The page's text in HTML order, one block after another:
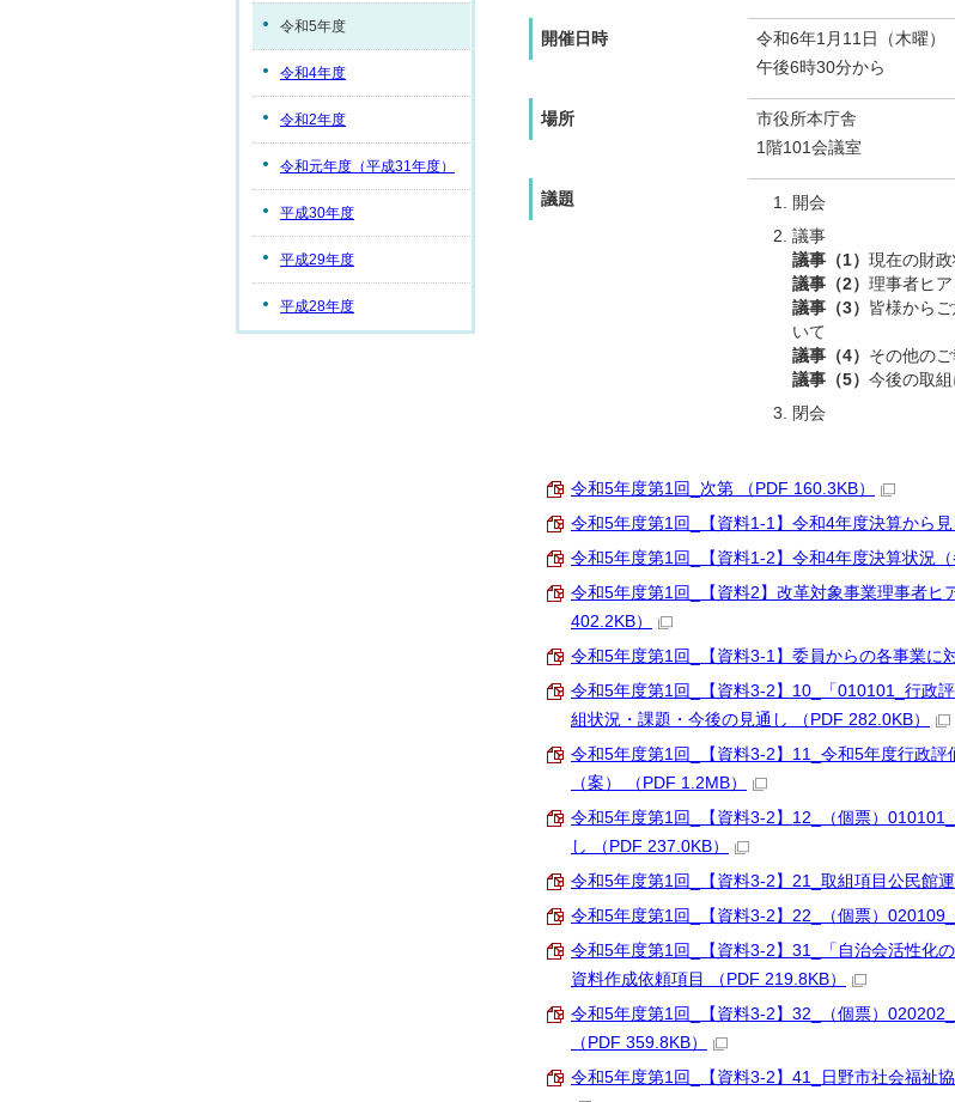
開催日時
令和6年1月11日（木曜）
午後6時30分から
場所
市役所本庁舎
1階101会議室
議題
開会
議事
議事（1） 現在の財
議事（2） 理事者ヒ
議事（3） 皆様から
いて
議事（4） その他の
議事（5） 今後の取
閉会
令和5年度第1回_次第 （PDF 160.3KB）
令和5年度第1回_【資料1-1】令和4年度決算から見
令和5年度第1回_【資料1-2】令和4年度決算状況（
令和5年度第1回_【資料2】改革対象事業理事者ヒ
402.2KB）
令和5年度第1回_【資料3-1】委員からの各事業に
令和5年度第1回_【資料3-2】10_「010101_行政
組状況・課題・今後の見通し （PDF 282.0KB）
令和5年度第1回_【資料3-2】11_令和5年度行政
（案） （PDF 1.2MB）
令和5年度第1回_【資料3-2】12_（個票）
し （PDF 237.0KB）
令和5年度第1回_【資料3-2】21_取組項目公民館
令和5年度第1回_【資料3-2】22_（個票）
令和5年度第1回_【資料3-2】31_「自治会活性化
資料作成依頼項目 （PDF 219.8KB）
令和5年度第1回_【資料3-2】32_（個票）
（PDF 359.8KB）
令和5年度第1回_【資料3-2】41_日野市社会福祉
令和5年度
令和4年度
令和2年度
令和元年度（平成31年度）
平成30年度
平成29年度
平成28年度